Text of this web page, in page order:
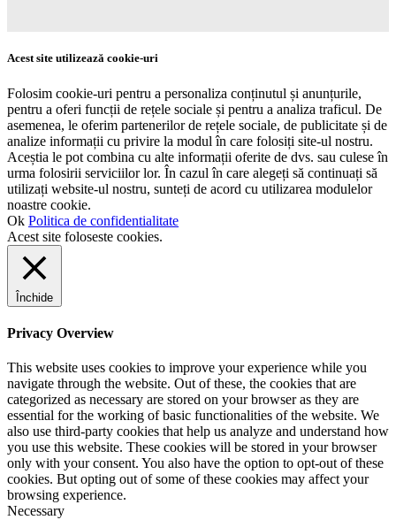
Acest site utilizează cookie-uri
Folosim cookie-uri pentru a personaliza conținutul și anunțurile,
pentru a oferi funcții de rețele sociale și pentru a analiza traficul. De
asemenea, le oferim partenerilor de rețele sociale, de publicitate și de
analize informații cu privire la modul în care folosiți site-ul nostru.
Aceștia le pot combina cu alte informații oferite de dvs. sau culese în
urma folosirii serviciilor lor. În cazul în care alegeți să continuați să
utilizați website-ul nostru, sunteți de acord cu utilizarea modulelor
noastre cookie.
Ok Politica de confidentialitate
Acest site foloseste cookies.
Închide
Privacy Overview
This website uses cookies to improve your experience while you
navigate through the website. Out of these, the cookies that are
categorized as necessary are stored on your browser as they are
essential for the working of basic functionalities of the website. We
also use third-party cookies that help us analyze and understand how
you use this website. These cookies will be stored in your browser
only with your consent. You also have the option to opt-out of these
cookies. But opting out of some of these cookies may affect your
browsing experience.
Necessary